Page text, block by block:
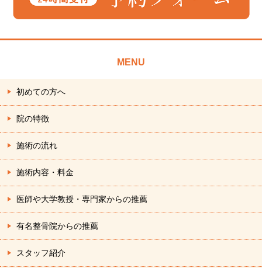
MENU
初めての方へ
院の特徴
施術の流れ
施術内容・料金
医師や大学教授・専門家からの推薦
有名整骨院からの推薦
スタッフ紹介